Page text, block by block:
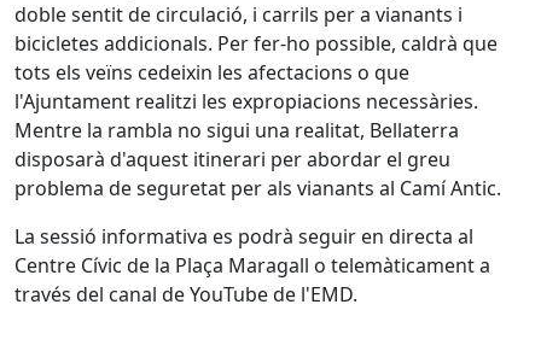
doble sentit de circulació, i carrils per a vianants i
bicicletes addicionals. Per fer-ho possible, caldrà que
tots els veïns cedeixin les afectacions o que
l'Ajuntament realitzi les expropiacions necessàries.
Mentre la rambla no sigui una realitat, Bellaterra
disposarà d'aquest itinerari per abordar el greu
problema de seguretat per als vianants al Camí Antic.
La sessió informativa es podrà seguir en directa al
Centre Cívic de la Plaça Maragall o telemàticament a
través del canal de YouTube de l'EMD.